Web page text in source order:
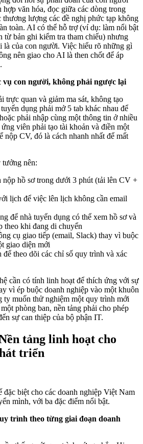
văn hóa, đọc giữa các dòng trong
thương lượng các đề nghị phức tạp không
toàn. AI có thể hỗ trợ (ví dụ: làm nổi bật
từ bản ghi kiểm tra tham chiếu) nhưng
là của con người. Việc hiểu rõ những gì
nên giao cho AI là then chốt để áp
vụ con người, không phải ngược lại
trực quan và giảm ma sát, không tạo
dụng phải mở 5 tab khác nhau để
phải nhập cùng một thông tin ở nhiều
viên phải tạo tài khoản và điền một
nộp CV, đó là cách nhanh nhất để mất
nên:
nộp hồ sơ trong dưới 3 phút (tải lên CV +
lịch để việc lên lịch không cần email
để nhà tuyển dụng có thể xem hồ sơ và
theo khi đang di chuyển
cụ giao tiếp (email, Slack) thay vì buộc
giao diện mới
để theo dõi các chỉ số quy trình và xác
cần có tính linh hoạt để thích ứng với sự
vì ép buộc doanh nghiệp vào một khuôn
ty muốn thử nghiệm một quy trình mới
phòng ban, nền tảng phải cho phép
sự can thiệp của bộ phận IT.
tảng linh hoạt cho
triển
biệt cho các doanh nghiệp Việt Nam
mình, với ba đặc điểm nổi bật.
trình theo từng giai đoạn doanh